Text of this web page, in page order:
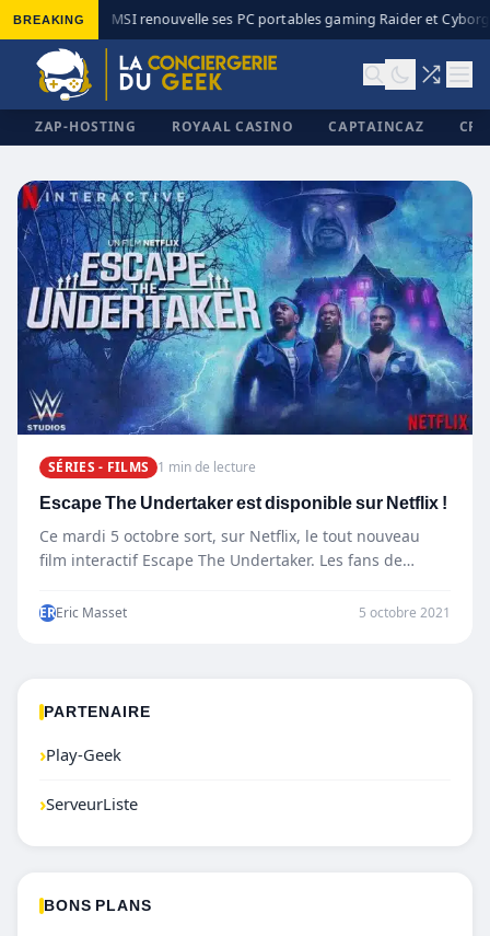
BREAKING MSI renouvelle ses PC portables gaming Raider et
ZAP-HOSTING ROYAAL CASINO CAPTAINCAZ
✕
SÉRIES - FILMS 1 min de lecture
Escape The Undertaker est disponible sur Netflix !
Ce mardi 5 octobre sort, sur Netflix, le tout nouveau
film interactif Escape The Undertaker. Les fans de…
EREric Masset 5 octobre 2021
PARTENAIRE
›Play-Geek
›ServeurListe
BONS PLANS